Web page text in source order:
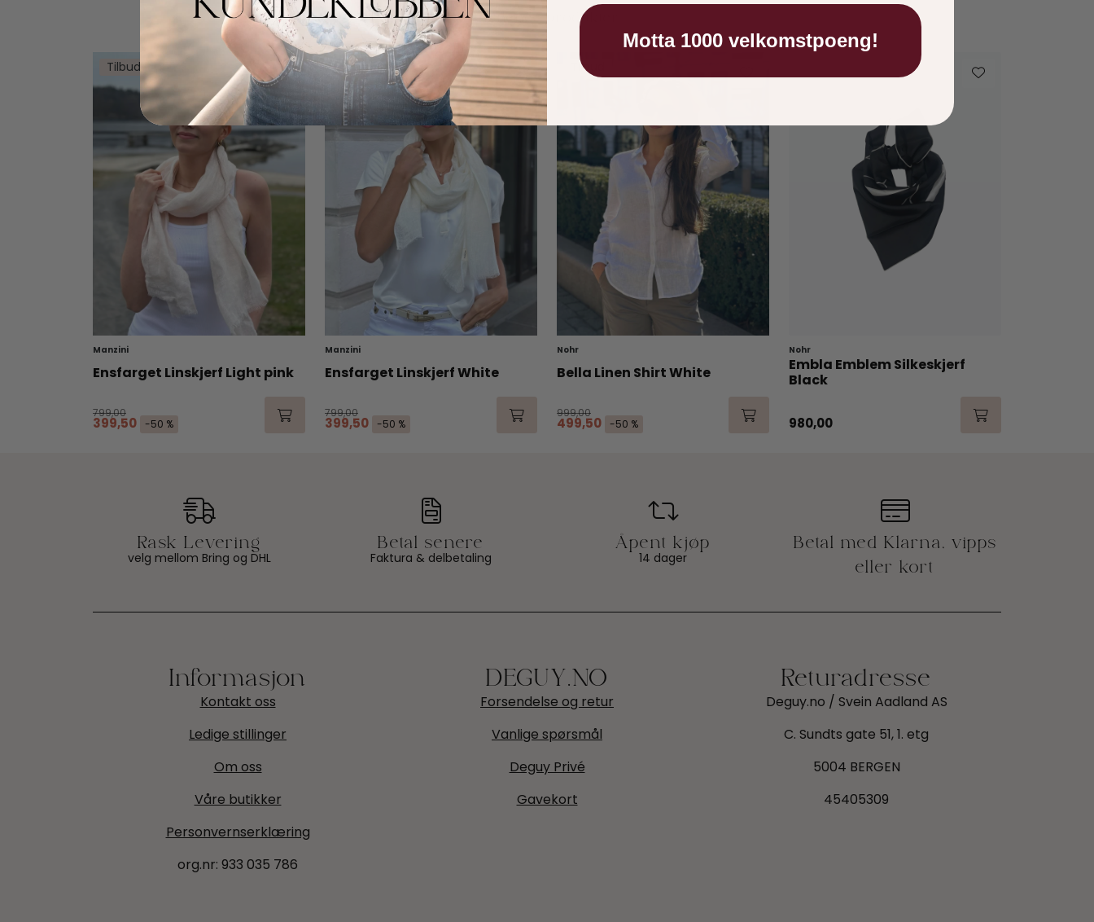
Tilbud
Manzini
Ensfarget Linskjerf Light pink
799,00
399,50 -50 %
Tilbud
Manzini
Ensfarget Linskjerf White
799,00
399,50 -50 %
Tilbud
Nohr
Bella Linen Shirt White
999,00
499,50 -50 %
Nohr
Embla Emblem Silkeskjerf
Black
980,00
velg mellom Bring og DHL Faktura & delbetaling 14 dager
Kontakt oss
Ledige stillinger
Om oss
Våre butikker
Personvernserklæring
org.nr: 933 035 786
Forsendelse og retur
Vanlige spørsmål
Deguy Privé
Gavekort
Deguy.no / Svein Aadland AS
C. Sundts gate 51, 1. etg
5004 BERGEN
45405309
Motta 1000 velkomstpoeng!